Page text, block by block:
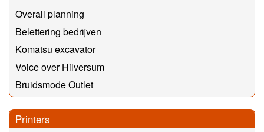
Overall planning
Belettering bedrijven
Komatsu excavator
Voice over Hilversum
Bruidsmode Outlet
Printers